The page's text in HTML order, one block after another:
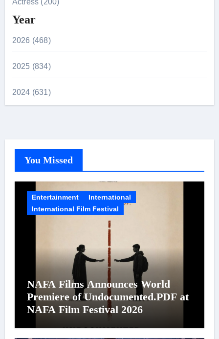
Year
2026 (468)
2025 (834)
2024 (631)
You Missed
Entertainment
International
International Film Festival
NAFA Films Announces World
Premiere of Undocumented.PDF at
NAFA Film Festival 2026